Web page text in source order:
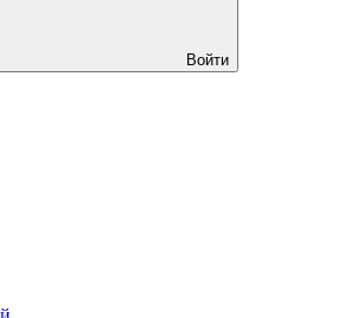
Войти